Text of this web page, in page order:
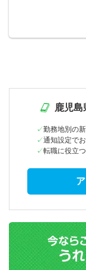
鹿児
勤務地別の
通知設定で
転職に役立